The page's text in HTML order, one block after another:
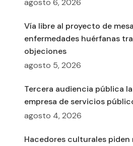
agosto 6, 2026
Vía libre al proyecto de
enfermedades huérfanas
objeciones
agosto 5, 2026
Tercera audiencia pública
empresa de servicios
agosto 4, 2026
Hacedores culturales piden